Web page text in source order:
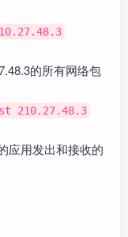
的所有网络包
210.27.48.3
应用发出和接收的